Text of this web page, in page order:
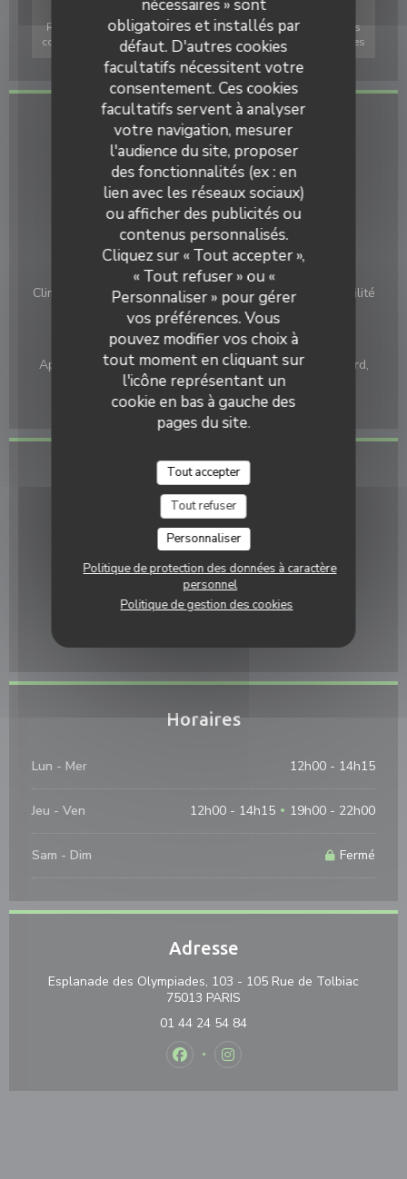
nécessaires » sont
obligatoires et installés par
défaut. D'autres cookies
facultatifs nécessitent votre
consentement. Ces cookies
facultatifs servent à analyser
votre navigation, mesurer
l'audience du site, proposer
des fonctionnalités (ex : en
lien avec les réseaux sociaux)
ou afficher des publicités ou
contenus personnalisés.
Cliquez sur « Tout accepter »,
« Tout refuser » ou «
Personnaliser » pour gérer
vos préférences. Vous
pouvez modifier vos choix à
tout moment en cliquant sur
l'icône représentant un
cookie en bas à gauche des
pages du site.
Tout accepter
Tout refuser
Personnaliser
Politique de protection des données à caractère
personnel
Politique de gestion des cookies
Pour afficher la carte interactive Waze, vous devez accepter les
cookies Waze Map (Google). Ces cookies peuvent collecter des
données de navigation et de localisation.
Infos pratiques
Cuisine
Italienne
Type de restaurant
Restaurant Italien
Services
Climatisation, Privatisation, Accès aux personnes à mobilité
réduite, Terrasse, Accès Wifi
Moyens de paiement
Apple Pay, Paiement Sans Contact, Eurocard/Mastercard,
Titres restaurant, Espèces, Visa, Chèques, American
Express, Carte Bleue
Accès
Métro
OLYMPIADES L14
Station de vélos
Station n°13036 OLYMPIADES
Horaires
Lun - Mer 12h00 - 14h15
Jeu - Ven 12h00 - 14h15 • 19h00 - 22h00
Sam - Dim Fermé
Adresse
Esplanade des Olympiades, 103 - 105 Rue de Tolbiac
75013 PARIS
01 44 24 54 84
Facebook ((ouvre une nouvelle
Instagram ((ouvre une
Pasta et Basta